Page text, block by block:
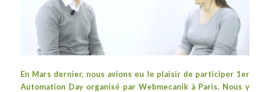
En Mars dernier, nous avions eu le plaisir de participer 1er
Automation Dayorganisé parWebmecanik à Paris. Nous y